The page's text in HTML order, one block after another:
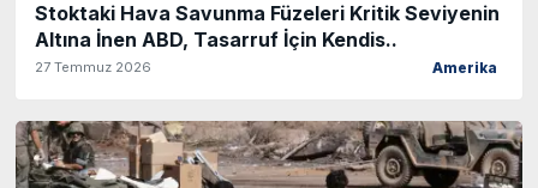
Stoktaki Hava Savunma Füzeleri Kritik Seviyenin
Altına İnen ABD, Tasarruf İçin Kendis..
27 Temmuz 2026 Amerika